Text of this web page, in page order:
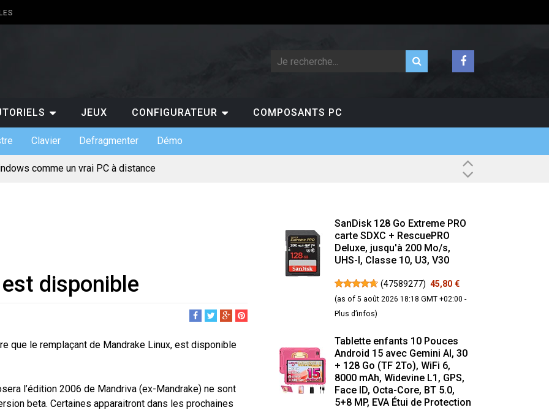
JEUX CONFIGURATEUR COMPOSANTS PC
Clavier Defragmenter Démo
comme un vrai PC à distance
disponible
que le remplaçant de Mandrake Linux, est disponible
l’édition 2006 de Mandriva (ex-Mandrake) ne sont
beta. Certaines apparaitront dans les prochaines
SanDisk 128 Go Extreme PRO
carte SDXC + RescuePRO
Deluxe, jusqu'à 200 Mo/s,
UHS-I, Classe 10, U3, V30
(47589277) 45,80 €
(as of 5 août 2026 18:18 GMT +02:00 -
Plus d’infos)
Tablette enfants 10 Pouces
Android 15 avec Gemini AI, 30
+ 128 Go (TF 2To), WiFi 6,
8000 mAh, Widevine L1, GPS,
Face ID, Octa-Core, BT 5.0,
5+8 MP, EVA Étui de Protection